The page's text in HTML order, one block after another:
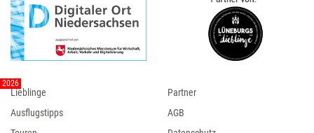
Lieblinge
Ausflugstipps
Partner
AGB